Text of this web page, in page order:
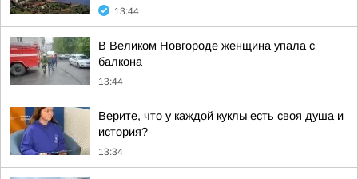
13:44
В Великом Новгороде женщина упала с
балкона
13:44
Верите, что у каждой куклы есть своя душа и
история?
13:34